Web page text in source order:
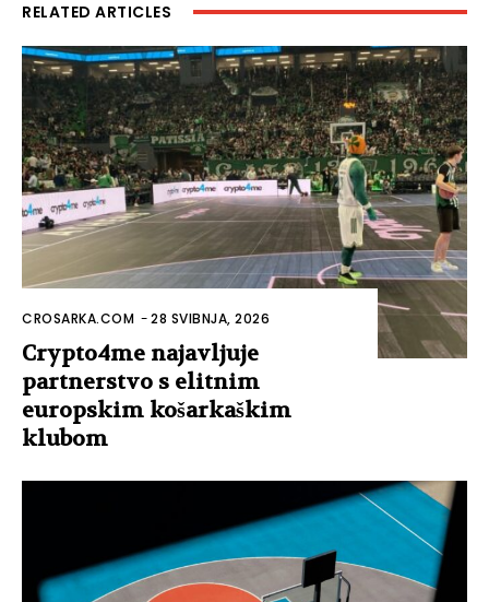
RELATED ARTICLES
CROSARKA.COM -28 SVIBNJA, 2026
Crypto4me najavljuje
partnerstvo s elitnim
europskim košarkaškim
klubom